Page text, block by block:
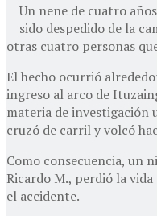
Un nene de cuatro
sido despedido de la
otras cuatro personas
El hecho ocurrió
ingreso al arco de
materia de investigación
cruzó de carril y volcó
Como consecuencia, un
Ricardo M., perdió la
el accidente.